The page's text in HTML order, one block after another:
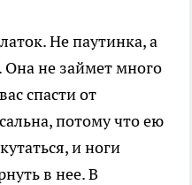
Не паутинка, а
Она не займет много
спасти от
потому что ею
и ноги
в нее. В